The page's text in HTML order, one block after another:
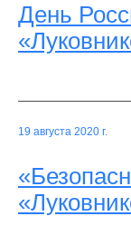
День
19 августа 2020 г.